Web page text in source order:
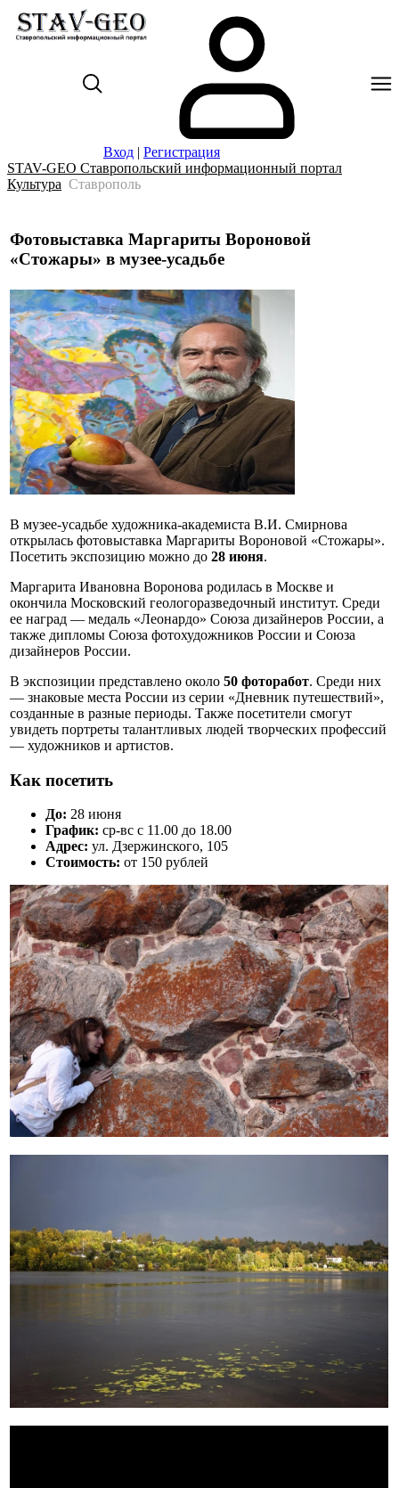
Вход | Регистрация
STAV-GEO Ставропольский информационный портал
Культура Ставрополь
Фотовыставка Маргариты Вороновой
«Стожары» в музее-усадьбе
В музее-усадьбе художника-академиста В.И. Смирнова
открылась фотовыставка Маргариты Вороновой «Стожары».
Посетить экспозицию можно до 28 июня.
Маргарита Ивановна Воронова родилась в Москве и
окончила Московский геологоразведочный институт. Среди
ее наград — медаль «Леонардо» Союза дизайнеров России, а
также дипломы Союза фотохудожников России и Союза
дизайнеров России.
В экспозиции представлено около 50 фоторабот. Среди них
— знаковые места России из серии «Дневник путешествий»,
созданные в разные периоды. Также посетители смогут
увидеть портреты талантливых людей творческих профессий
— художников и артистов.
Как посетить
До: 28 июня
График: ср-вс с 11.00 до 18.00
Адрес: ул. Дзержинского, 105
Стоимость: от 150 рублей